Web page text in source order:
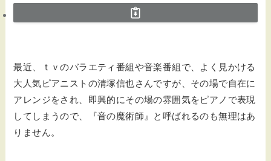
最近、ｔｖのバラエティ番組や音楽番組で、よく見かける
大人気ピアニストの清塚信也さんですが、その場で自在に
アレンジをされ、即興的にその場の雰囲気をピアノで表現
してしまうので、『音の魔術師』と呼ばれるのも無理はあ
りません。